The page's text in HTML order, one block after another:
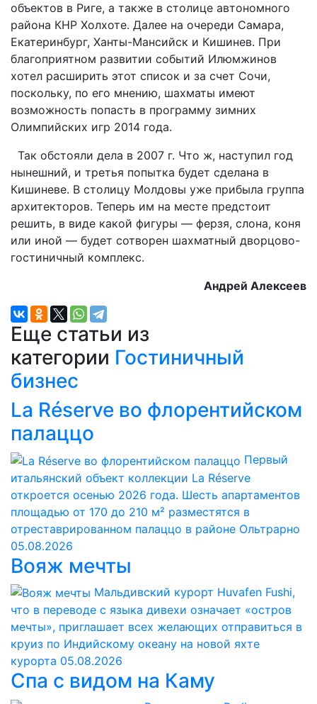
объектов в Риге, а также в столице автономного
района КНР Холхоте. Далее на очереди Самара,
Екатеринбург, Ханты-Мансийск и Кишинев. При
благоприятном развитии событий Илюмжинов
хотел расширить этот список и за счет Сочи,
поскольку, по его мнению, шахматы имеют
возможность попасть в программу зимних
Олимпийских игр 2014 года.
Так обстояли дела в 2007 г. Что ж, наступил год
нынешний, и третья попытка будет сделана в
Кишиневе. В столицу Молдовы уже прибыла группа
архитекторов. Теперь им на месте предстоит
решить, в виде какой фигуры — ферзя, слона, коня
или иной — будет сотворен шахматный дворцово-
гостиничный комплекс.
Андрей Алексеев
Еще статьи из
категории Гостиничный
бизнес
La Réserve во флорентийском
палаццо
Первый
итальянский объект коллекции La Réserve
откроется осенью 2026 года. Шесть апартаментов
площадью от 170 до 210 м² разместятся в
отреставрированном палаццо в районе Ольтрарно
05.08.2026
Вояж мечты
Мальдивский курорт Huvafen Fushi,
что в переводе с языка дивехи означает «остров
мечты», приглашает всех желающих отправиться в
круиз по Индийскому океану на новой яхте
курорта 05.08.2026
Спа с видом на Каму